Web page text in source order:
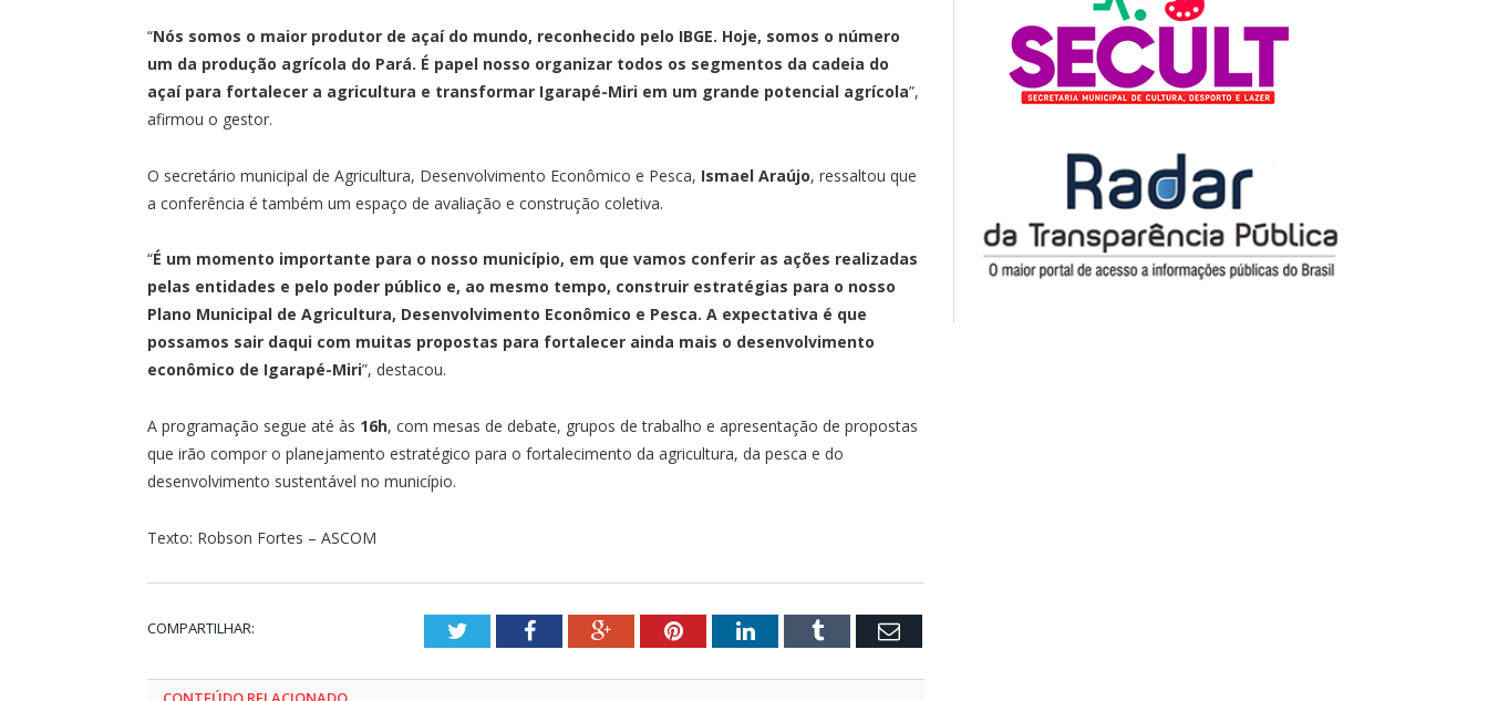
“Nós somos o maior produtor de açaí do mundo, reconhecido pelo IBGE. Hoje, somos o número
um da produção agrícola do Pará. É papel nosso organizar todos os segmentos da cadeia do
açaí para fortalecer a agricultura e transformar Igarapé-Miri em um grande potencial agrícola”,
afirmou o gestor.
O secretário municipal de Agricultura, Desenvolvimento Econômico e Pesca, Ismael Araújo, ressaltou que
a conferência é também um espaço de avaliação e construção coletiva.
“É um momento importante para o nosso município, em que vamos conferir as ações realizadas
pelas entidades e pelo poder público e, ao mesmo tempo, construir estratégias para o nosso
Plano Municipal de Agricultura, Desenvolvimento Econômico e Pesca. A expectativa é que
possamos sair daqui com muitas propostas para fortalecer ainda mais o desenvolvimento
econômico de Igarapé-Miri”, destacou.
A programação segue até às 16h, com mesas de debate, grupos de trabalho e apresentação de propostas
que irão compor o planejamento estratégico para o fortalecimento da agricultura, da pesca e do
desenvolvimento sustentável no município.
Texto: Robson Fortes – ASCOM
COMPARTILHAR: TwitterFacebookGoogle+PinterestLinkedInTumblr Email